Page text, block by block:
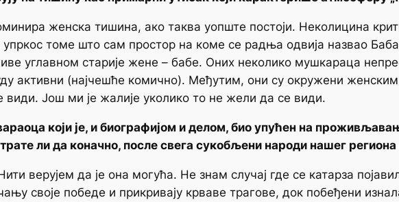
женска тишина, ако таква уопште постоји. Неколицина
упркос томе што сам простор на коме се радња одвија назвао
углавном старије жене – бабе. Оних неколико мушкараца
активни (најчешће комично). Међутим, они су окружени
види. Још ми је жалије уколико то не жели да се види.
који је, и биографијом и делом, био упућен на
ли да коначно, после свега сукобљени народи нашег
верујем да је она могућа. Не знам случај где се катарза
своје победе и прикривају крваве трагове, док побеђени